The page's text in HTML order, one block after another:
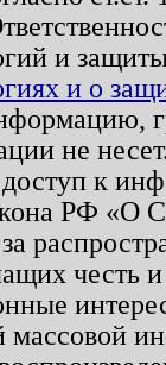
и
и о
не
к
РФ «О
честь
массовой